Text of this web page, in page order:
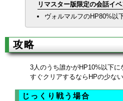
リマスター版限定の会話イベ
ヴォルマルフのHP80%以
攻略
3人のうち誰かがHP10%以下に
すぐクリアするならHPの少な
じっくり戦う場合